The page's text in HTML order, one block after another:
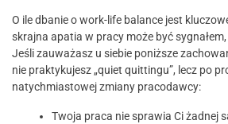
O ile dbanie o work-life balance jest
skrajna apatia w pracy może być sygnałem,
Jeśli zauważasz u siebie poniższe
nie praktykujesz „quiet quittingu”, lecz po
natychmiastowej zmiany pracodawcy:
Twoja praca nie sprawia Ci żadnej